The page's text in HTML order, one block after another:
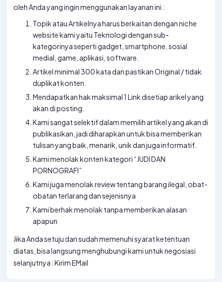
oleh Anda yang ingin menggunakan layanan ini :
Topik atau Artikelnya harus berkaitan dengan niche
website kami yaitu Teknologi dengan sub-
kategorinya seperti gadget, smartphone, sosial
medial, game, aplikasi, software.
Artikel minimal 300 kata dan pastikan Original / tidak
duplikat konten.
Mendapatkan hak maksimal 1 Link disetiap arikel yang
akan di posting.
Kami sangat selektif dalam memilih artikel yang akan di
publikasikan, jadi diharapkan untuk bisa memberikan
tulisan yang baik, menarik, unik dan juga informatif.
Kami menolak konten kategori “JUDI DAN
PORNOGRAFI”
Kami juga menolak review tentang barang ilegal, obat-
obatan terlarang dan sejenisnya
Kami berhak menolak tanpa memberikan alasan
apapun
Jika Anda setuju dan sudah memenuhi syarat ketentuan
diatas, bisa langsung menghubungi kami untuk negosiasi
selanjutnya : Kirim EMail